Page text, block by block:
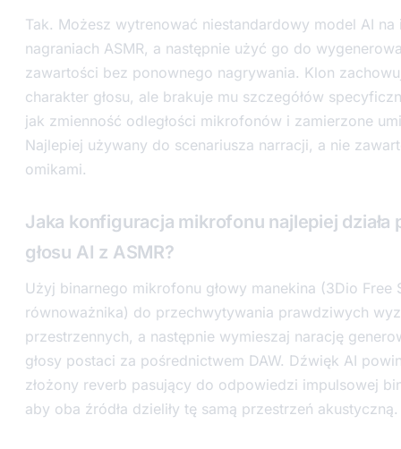
Tak. Możesz wytrenować niestandardowy model AI na
nagraniach ASMR, a następnie użyć go do
zawartości bez ponownego nagrywania. Klon
charakter głosu, ale brakuje mu szczegółów
jak zmienność odległości mikrofonów i zamierzone
Najlepiej używany do scenariusza narracji, a nie
omikami.
Jaka konfiguracja mikrofonu najlepiej działa
głosu AI z ASMR?
Użyj binarnego mikrofonu głowy manekina (3Dio Free
równoważnika) do przechwytywania prawdziwych
przestrzennych, a następnie wymieszaj narację
głosy postaci za pośrednictwem DAW. Dźwięk AI
złożony reverb pasujący do odpowiedzi impulsowej
aby oba źródła dzieliły tę samą przestrzeń akustyczną.